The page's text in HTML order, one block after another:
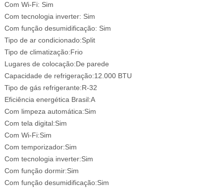
Com Wi-Fi: Sim
Com tecnologia inverter: Sim
Com função desumidificação: Sim
Tipo de ar condicionado:Split
Tipo de climatização:Frio
Lugares de colocação:De parede
Capacidade de refrigeração:12.000 BTU
Tipo de gás refrigerante:R-32
Eficiência energética Brasil:A
Com limpeza automática:Sim
Com tela digital:Sim
Com Wi-Fi:Sim
Com temporizador:Sim
Com tecnologia inverter:Sim
Com função dormir:Sim
Com função desumidificação:Sim